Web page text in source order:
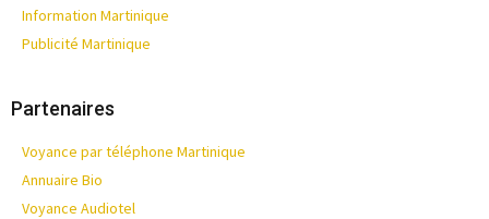
Information Martinique
Publicité Martinique
Partenaires
Voyance par téléphone Martinique
Annuaire Bio
Voyance Audiotel